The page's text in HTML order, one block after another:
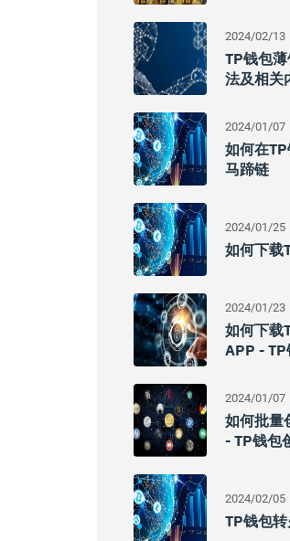
2024/02/13
TP钱包
法及相关
2024/01/07
如何在
马蹄链
2024/01/25
如何下载
2024/01/23
如何下载
APP - TP
2024/01/07
如何批量
- TP钱包
2024/02/05
TP钱包